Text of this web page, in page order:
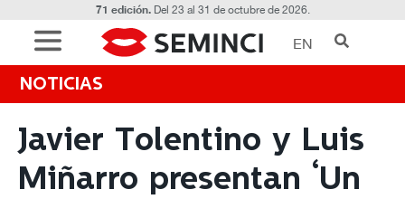
71 edición.Del 23 al 31 de octubre de 2026.
EN
NOTICIAS
Javier Tolentino y Luis
Miñarro presentan ‘Un